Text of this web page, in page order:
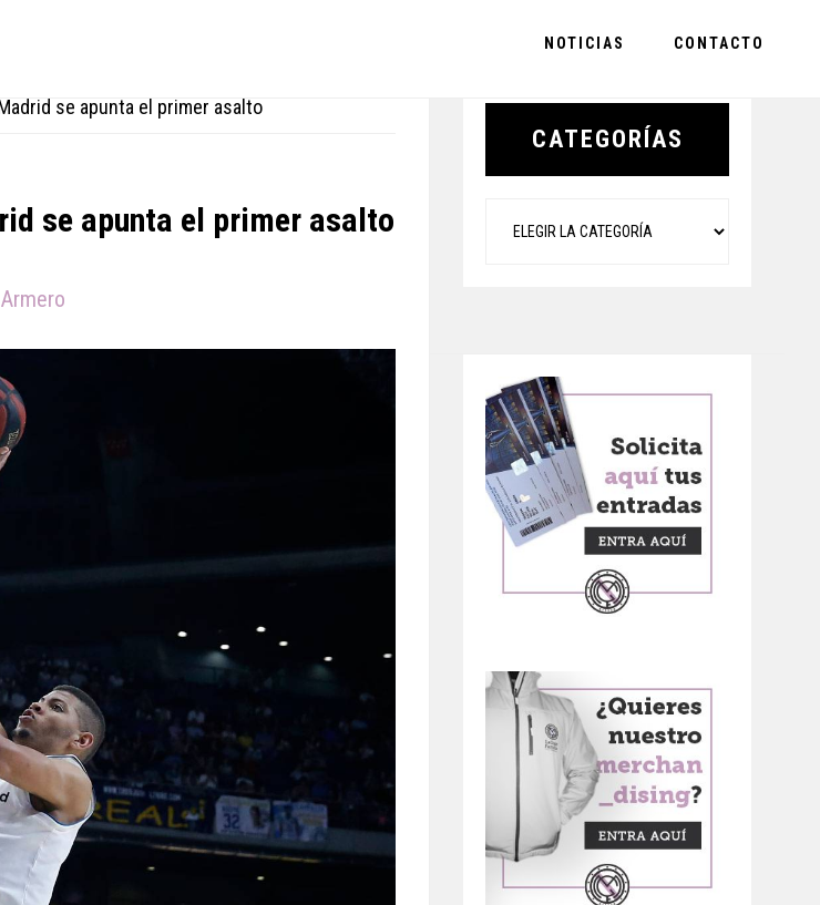
NOTICIAS CONTACTO
se apunta el primer asalto
se apunta el primer asalto
Primary
CATEGORÍAS